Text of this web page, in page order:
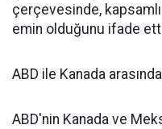
çerçevesinde,
emin olduğunu ifade
ABD ile Kanada
ABD'nin Kanada ve